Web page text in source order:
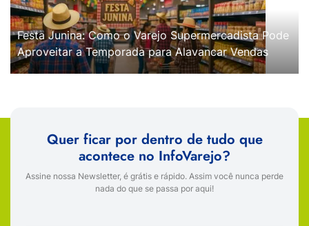
Festa Junina: Como o Varejo Supermercadista Pode
Aproveitar a Temporada para Alavancar Vendas
Quer ficar por dentro de tudo que
acontece no InfoVarejo?
Assine nossa Newsletter, é grátis e rápido. Assim você nunca perde
nada do que se passa por aqui!